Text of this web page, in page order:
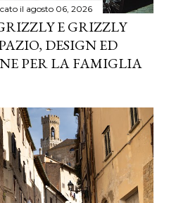
il agosto 06, 2026
E GRIZZLY
DESIGN ED
PER LA FAMIGLIA